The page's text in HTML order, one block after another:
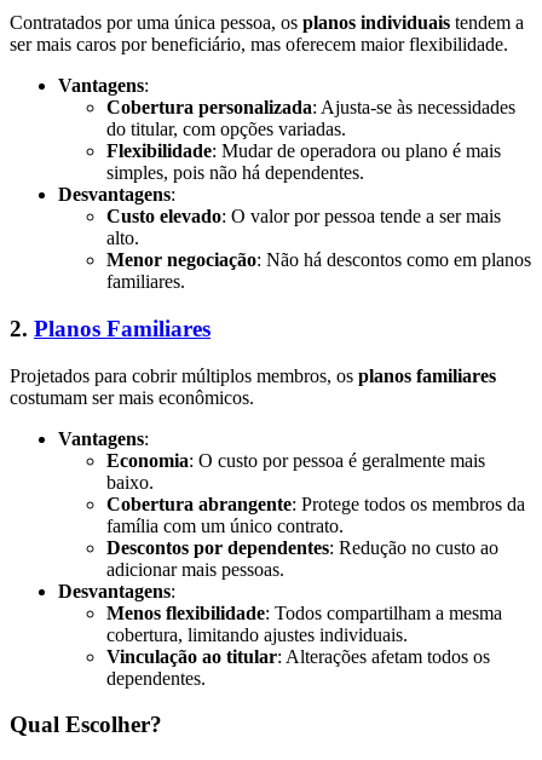
Contratados por uma única pessoa, os planos individuais tendem a
ser mais caros por beneficiário, mas oferecem maior flexibilidade.
Vantagens:
Cobertura personalizada: Ajusta-se às necessidades
do titular, com opções variadas.
Flexibilidade: Mudar de operadora ou plano é mais
simples, pois não há dependentes.
Desvantagens:
Custo elevado: O valor por pessoa tende a ser mais
alto.
Menor negociação: Não há descontos como em planos
familiares.
2. Planos Familiares
Projetados para cobrir múltiplos membros, os planos familiares
costumam ser mais econômicos.
Vantagens:
Economia: O custo por pessoa é geralmente mais
baixo.
Cobertura abrangente: Protege todos os membros da
família com um único contrato.
Descontos por dependentes: Redução no custo ao
adicionar mais pessoas.
Desvantagens:
Menos flexibilidade: Todos compartilham a mesma
cobertura, limitando ajustes individuais.
Vinculação ao titular: Alterações afetam todos os
dependentes.
Qual Escolher?